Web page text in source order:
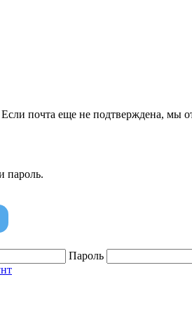
почта еще не подтверждена, мы
пароль.
Пароль